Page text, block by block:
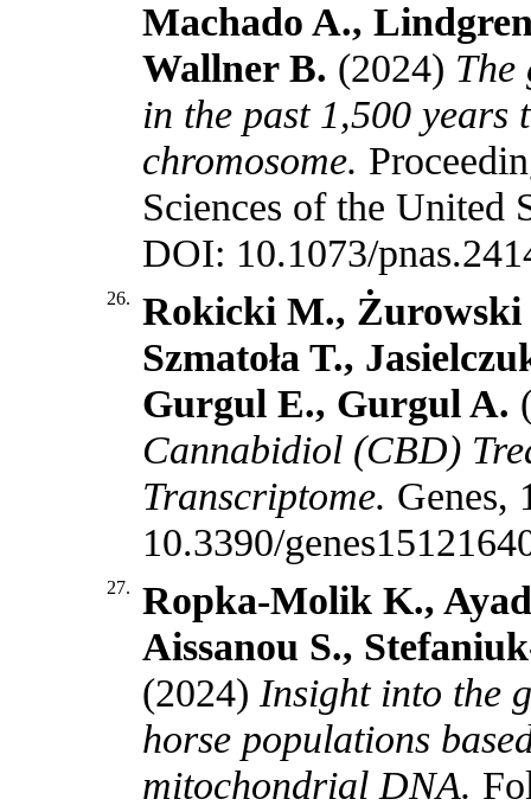
Machado A.,
Wallner B. (2024) The
in the past 1,500 years
chromosome.
Sciences of the United
DOI: 10.1073/
26.
Rokicki M., Żurowski
Szmatoła T.,
Gurgul E., Gurgul A.
Cannabidiol (CBD)
Transcriptome. Genes,
10.3390/
27.
Ropka-Molik K., Ayad
Aissanou S.,
(2024) Insight into the
horse populations
mitochondrial DNA.